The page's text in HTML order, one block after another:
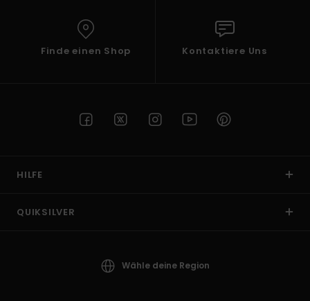
Finde einen Shop Kontaktiere Uns
HILFE
QUIKSILVER
Wähle deine Region